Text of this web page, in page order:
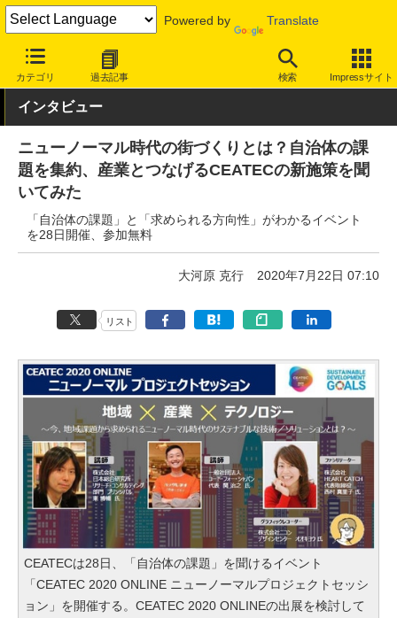
Powered by Translate
カテゴリ 過去記事 検索 Impressサイト
INTERNET Watch イベント
インタビュー
ニューノーマル時代の街づくりとは？自治体の課
題を集約、産業とつなげるCEATECの新施策を聞
いてみた
「自治体の課題」と「求められる方向性」がわかるイベント
を28日開催、参加無料
大河原 克行 2020年7月22日 07:10
リスト
CEATECは28日、「自治体の課題」を聞けるイベント
「CEATEC 2020 ONLINE ニューノーマルプロジェクトセッシ
ョン」を開催する。CEATEC 2020 ONLINEの出展を検討して